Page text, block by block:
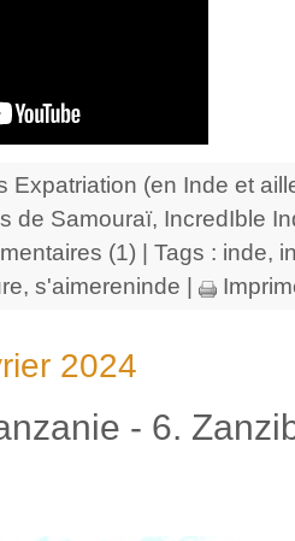
Expatriation (en Inde et
de Samouraï, IncredIble
(1) | Tags : inde,
, s'aimereninde
2024
- 6.